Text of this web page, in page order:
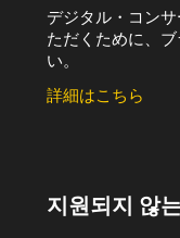
デジタル・コン
ただくために、
い。
詳細はこちら
지원되지 않